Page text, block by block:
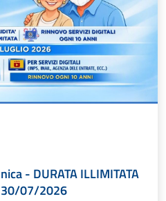
- DURATA ILLIMITATA
30/07/2026